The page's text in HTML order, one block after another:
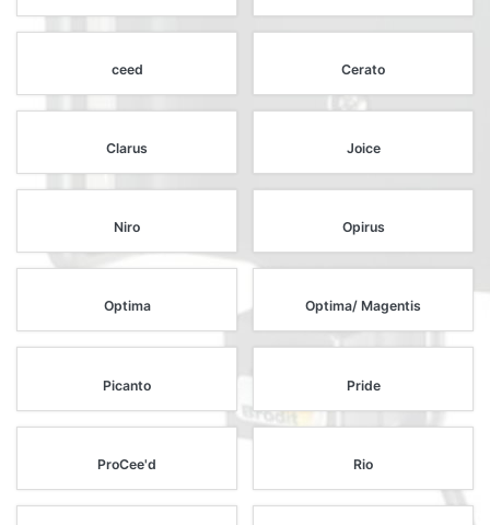
ceed Cerato
Clarus Joice
Niro Opirus
Optima Optima/ Magentis
Picanto Pride
ProCee'd Rio